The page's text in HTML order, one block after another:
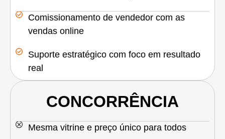
Comissionamento de vendedor com as
vendas online
Suporte estratégico com foco em resultado
real
CONCORRÊNCIA
Mesma vitrine e preço único para todos